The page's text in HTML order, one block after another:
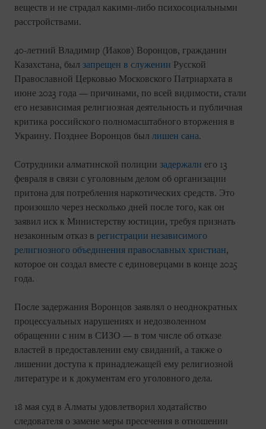
веществ и не страдал какими-либо психосоциальными
расстройствами.
40-летний Владимир (Иаков) Воронцов, гражданин
Казахстана, был запрещен в служении Русской
Православной Церковью Московского Патриархата в
июне 2023 года — причинами, по всей видимости, стали
его независимая религиозная деятельность и публичная
критика российского полномасштабного вторжения в
Украину. Позднее Воронцов был лишен сана.
Сотрудники алматинской полиции задержали его 13
февраля в связи с уголовным делом об организации
притона для потребления наркотических средств. Это
произошло через несколько дней после того, как он
заявил иск к Министерству юстиции, требуя признать
незаконным отказ в регистрации независимого
религиозного объединения православных христиан,
которое он создал вместе с единоверцами в конце 2025
года.
После задержания Воронцов заявлял о неоднократных
процессуальных нарушениях и недозволенном
обращении с ним в СИЗО — в том числе об отказе
властей в предоставлении ему свиданий, а также о
лишении доступа к принадлежащей ему религиозной
литературе и к документам его уголовного дела.
18 мая суд в Алматы удовлетворил ходатайство
следователя о замене меры пресечения в отношении